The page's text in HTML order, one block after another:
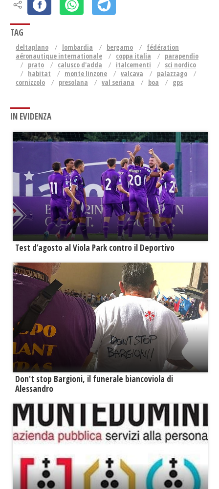
TAG
deltaplano lombardia bergamo
fédération
aéronautique internationale
coppa italia
parapendio
prato
calusco d'adda italcementi
sci nordico
habitat
monte linzone valcava
palazzago
cornizzolo
presolana val seriana boa gps
IN EVIDENZA
Test d’agosto al Viola Park contro il Deportivo
Don't stop Bargioni, il funerale biancoviola di
Alessandro